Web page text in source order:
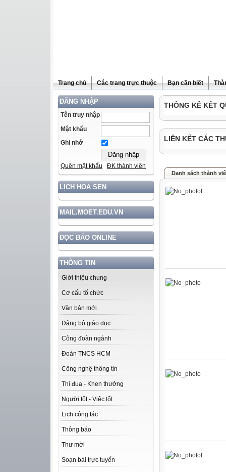
Trang chủ Các trang trực thuộc Bạn cần biết
ĐĂNG NHẬP
Tên truy nhập
Mật khẩu
Ghi nhớ
Quên mật khẩu ĐK thành viên
LỊCH HOA SEN
MAIL.MOET.EDU.VN
ĐỌC BÁO ONLINE
THÔNG TIN
Giới thiệu chung
Cơ cấu tổ chức
Văn bản mới
Đảng bộ giáo dục
Công đoàn ngành
Đoàn TNCS HCM
Công nghệ thông tin
Thi đua - Khen thưởng
Người tốt - Việc tốt
Lịch công tác
Thông báo
Thư mời
Soạn bài trực tuyến
THỐNG KÊ KẾT
LIÊN KẾT CÁC
Danh sách thành